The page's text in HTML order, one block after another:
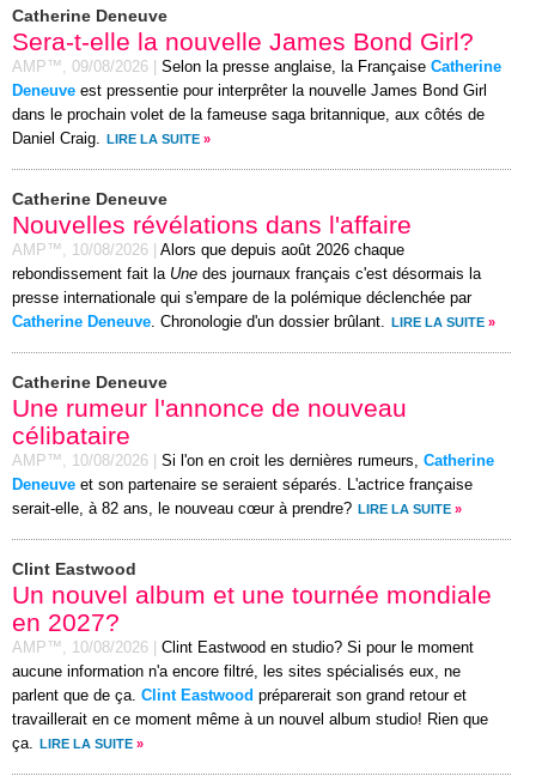
Catherine Deneuve
Sera-t-elle la nouvelle James Bond Girl?
AMP™, 09/08/2026 Selon la presse anglaise, la Française Catherine
Deneuve est pressentie pour interprêter la nouvelle James Bond Girl
dans le prochain volet de la fameuse saga britannique, aux côtés de
Daniel Craig.
LIRE LA SUITE »
Catherine Deneuve
Nouvelles révélations dans l'affaire
AMP™, 10/08/2026
Alors que depuis août 2026 chaque
rebondissement fait la Une des journaux français c'est désormais la
presse internationale qui s'empare de la polémique déclenchée par
Catherine Deneuve. Chronologie d'un dossier brûlant. LIRE LA SUITE »
Catherine Deneuve
Une rumeur l'annonce de nouveau
célibataire
AMP™, 10/08/2026 Si l'on en croit les dernières rumeurs, Catherine
Deneuve et son partenaire se seraient séparés. L'actrice française
serait-elle, à 82 ans, le nouveau cœur à prendre? LIRE LA SUITE »
Clint Eastwood
Un nouvel album et une tournée mondiale
en 2027?
AMP™, 10/08/2026
Clint Eastwood en studio? Si pour le moment
aucune information n'a encore filtré, les sites spécialisés eux, ne
parlent que de ça. Clint Eastwood préparerait son grand retour et
travaillerait en ce moment même à un nouvel album studio! Rien que
ça.
LIRE LA SUITE »